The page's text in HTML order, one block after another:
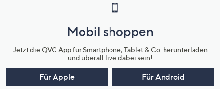
Mobil shoppen
Jetzt die QVC App für Smartphone, Tablet & Co. herunterladen
und überall live dabei sein!
Für Apple Für Android